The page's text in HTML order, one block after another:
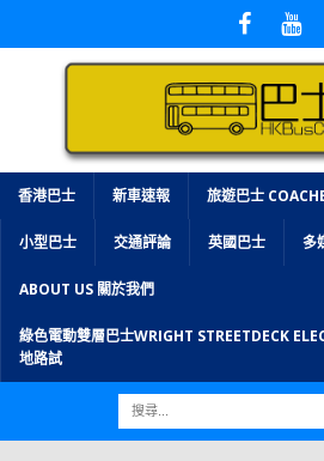
香港巴士 新車速報 旅遊巴士
小型巴士 交通評論 英國巴士 多
ABOUT US 關於我們
綠色電動雙層巴士WRIGHT STREETDECK
地路試